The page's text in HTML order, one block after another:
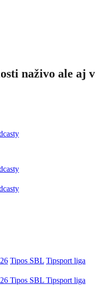
naživo ale aj v
Tipos SBL Tipsport liga
Tipos SBL Tipsport liga